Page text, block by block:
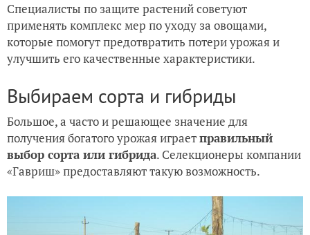
Специалисты по защите растений советуют
применять комплекс мер по уходу за овощами,
которые помогут предотвратить потери урожая и
улучшить его качественные характеристики.
Выбираем сорта и гибриды
Большое, а часто и решающее значение для
получения богатого урожая играетправильный
выбор сорта или гибрида. Селекционеры компании
«Гавриш» предоставляют такую возможность.